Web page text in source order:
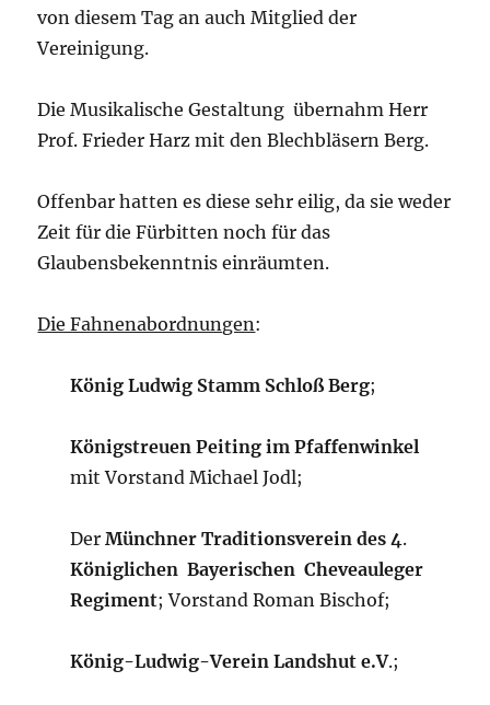
von diesem Tag an auch Mitglied der
Vereinigung.
Die Musikalische Gestaltung übernahm Herr
Prof. Frieder Harz mit den Blechbläsern Berg.
Offenbar hatten es diese sehr eilig, da sie weder
Zeit für die Fürbitten noch für das
Glaubensbekenntnis einräumten.
Die Fahnenabordnungen:
König Ludwig Stamm Schloß Berg;
Königstreuen Peiting im Pfaffenwinkel
mit Vorstand Michael Jodl;
DerMünchner Traditionsverein des 4.
Königlichen Bayerischen Cheveauleger
Regiment; Vorstand Roman Bischof;
König-Ludwig-Verein Landshut e.V.;